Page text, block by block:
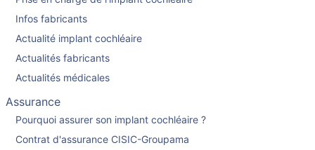
Infos fabricants
Actualité implant cochléaire
Actualités fabricants
Actualités médicales
Assurance
Pourquoi assurer son implant cochléaire ?
Contrat d'assurance CISIC-Groupama